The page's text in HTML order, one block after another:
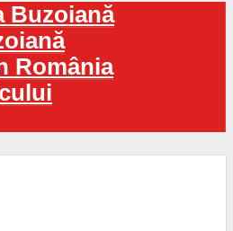
Buzoiană
România